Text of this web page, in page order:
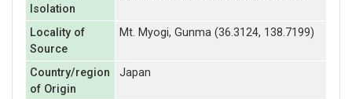
Isolation
Locality of
Source
Mt. Myogi, Gunma (36.3124, 138.7199)
Country/region
of Origin
Japan